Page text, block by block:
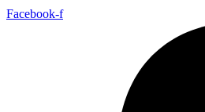
Facebook-f